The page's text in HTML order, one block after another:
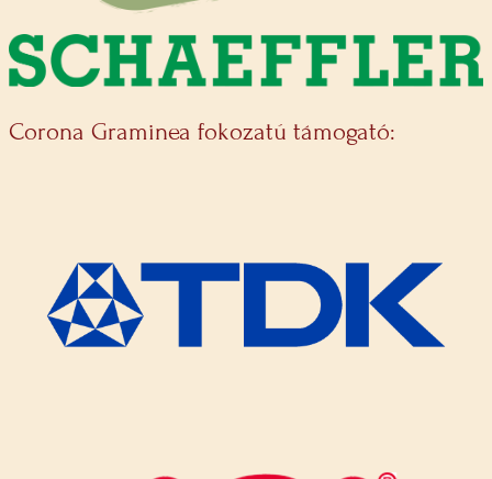
Corona Graminea fokozatú támogató: